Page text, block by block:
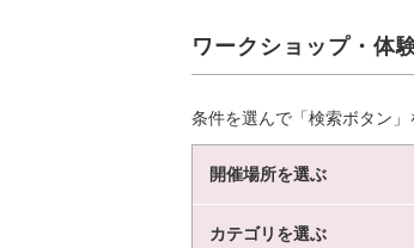
ワークショップ・体
条件を選んで「検索ボタン
開催場所を選ぶ
カテゴリを選ぶ